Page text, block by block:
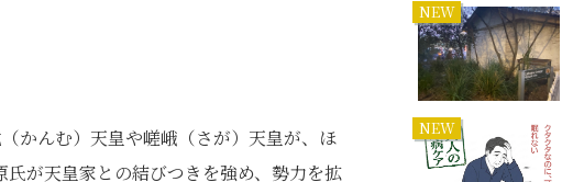
かんむ）天皇や嵯峨（さが）天皇が、ほ
が天皇家との結びつきを強め、勢力を拡
NEW
NEW